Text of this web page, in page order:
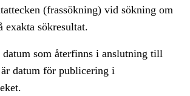
(frassökning) vid sökning om
sökresultat.
datum som återfinns i anslutning till
är datum för publicering i